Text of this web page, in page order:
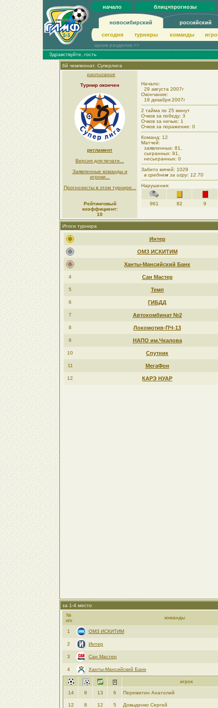
начало блиц×прогнозы
новосибирский российский
сегодня турниры команды
архив разделов >>
Здравствуйте, гость
6й чемпионат. Суперлига
расписание
Турнир окончен
регламент
Версия для печати...
Заявленные команды и
игроки...
Прогнозисты в этом турнире...
Рейтинговый
коэффициент:
10
Начало:
29 августа 2007г
Окончание:
19 декабря 2007г
2 тайма по 25 минут
Очков за победу: 3
Очков за ничью: 1
Очков за поражение: 0
Команд: 12
Матчей:
заявленных: 81,
сыгранных: 81,
несыгранных: 0
Забито мячей: 1029
в среднем за игру: 12.70
Нарушения:
961 82 9
Итоги турнира
Интер
ОМЗ ИСКИТИМ
Ханты-Мансийский Банк
4 Сан Мастер
5 Темп
6 ГИБДД
7 Автокомбинат №2
8 Локомотив-ПЧ-13
9 НАПО им.Чкалова
10 Спутник
11 МегаФон
12 КАРЭ НУАР
за 1-4 место
№
п/п
команды
1 ОМЗ ИСКИТИМ
2 Интер
3 Сан Мастер
4 Ханты-Мансийский Банк
игрок
14 8 13 6 Перемитин Анатолий
12 8 12 5 Довыденко Сергей